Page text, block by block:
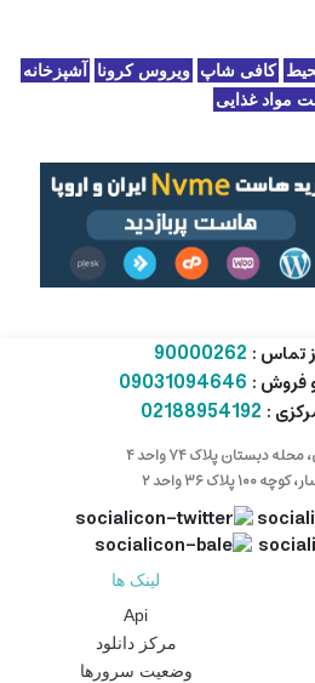
کافی شاپ ویروس کرونا
آشپزخانه
مواد غذایی
تماس : 90000262
فروش : 09031094646
:
02188954192
دبستان پلاک ۷۴ واحد ۴
پلاک ۳۶ واحد ۲
لینک ها
Api
مرکز دانلود
وضعیت سرورها